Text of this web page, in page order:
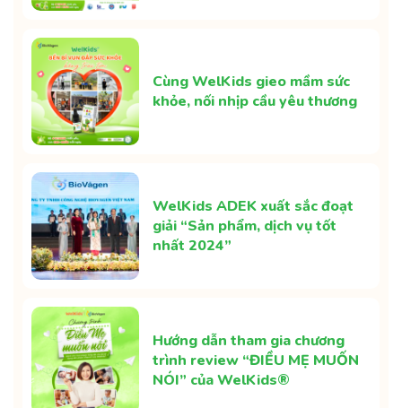
Cùng WelKids gieo mầm sức
khỏe, nối nhịp cầu yêu thương
WelKids ADEK xuất sắc đoạt
giải “Sản phẩm, dịch vụ tốt
nhất 2024”
Hướng dẫn tham gia chương
trình review “ĐIỀU MẸ MUỐN
NÓI” của WelKids®